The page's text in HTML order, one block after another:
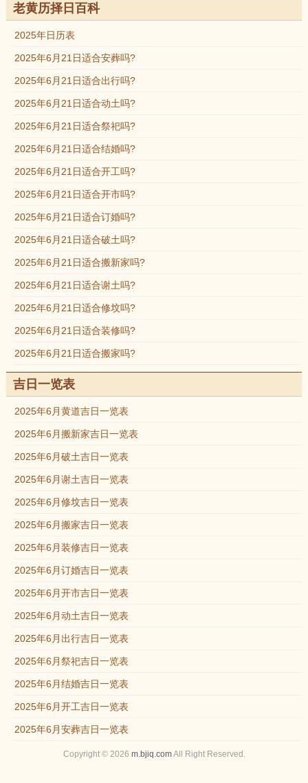
老黄历择日百科
2025年日历表
2025年6月21日适合安葬吗?
2025年6月21日适合出行吗?
2025年6月21日适合动土吗?
2025年6月21日适合祭祀吗?
2025年6月21日适合结婚吗?
2025年6月21日适合开工吗?
2025年6月21日适合开市吗?
2025年6月21日适合订婚吗?
2025年6月21日适合破土吗?
2025年6月21日适合搬新家吗?
2025年6月21日适合谢土吗?
2025年6月21日适合修坟吗?
2025年6月21日适合装修吗?
2025年6月21日适合搬家吗?
吉日一览表
2025年6月黄道吉日一览表
2025年6月搬新家吉日一览表
2025年6月破土吉日一览表
2025年6月谢土吉日一览表
2025年6月修坟吉日一览表
2025年6月搬家吉日一览表
2025年6月装修吉日一览表
2025年6月订婚吉日一览表
2025年6月开市吉日一览表
2025年6月动土吉日一览表
2025年6月出行吉日一览表
2025年6月祭祀吉日一览表
2025年6月结婚吉日一览表
2025年6月开工吉日一览表
2025年6月安葬吉日一览表
Copyright © 2026 m.bjiq.comAll Right Reserved.